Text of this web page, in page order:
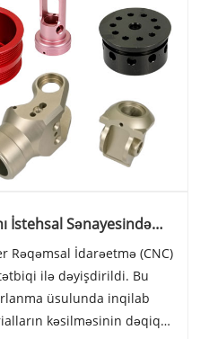
İstehsal Sənayesində
Rəqəmsal İdarəetmə (CNC)
tətbiqi ilə dəyişdirildi. Bu
üsulunda inqilab
kəsilməsinin dəqiq